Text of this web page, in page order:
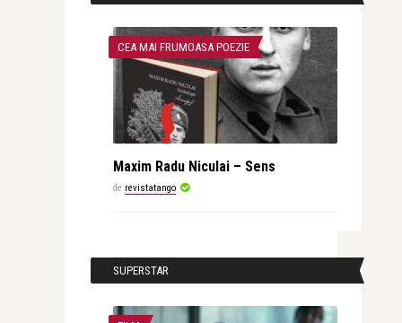
CEA MAI FRUMOASA POEZIE
Maxim Radu Niculai – Sens
de revistatango
SUPERSTAR